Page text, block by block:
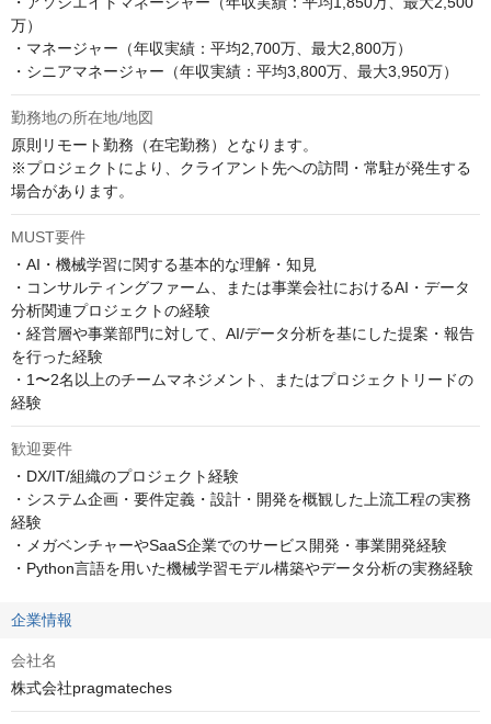
万）
・マネージャー（年収実績：平均2,700万、最大2,800万）
・シニアマネージャー（年収実績：平均3,800万、最大3,950万）
勤務地の所在地/地図
原則リモート勤務（在宅勤務）となります。
※プロジェクトにより、クライアント先への訪問・常駐が発生する
場合があります。
MUST要件
・AI・機械学習に関する基本的な理解・知見
・コンサルティングファーム、または事業会社におけるAI・データ
分析関連プロジェクトの経験
・経営層や事業部門に対して、AI/データ分析を基にした提案・報告
を行った経験
・1〜2名以上のチームマネジメント、またはプロジェクトリードの
経験
歓迎要件
・DX/IT/組織のプロジェクト経験
・システム企画・要件定義・設計・開発を概観した上流工程の実務
経験
・メガベンチャーやSaaS企業でのサービス開発・事業開発経験
・Python言語を用いた機械学習モデル構築やデータ分析の実務経験
企業情報
会社名
株式会社pragmateches